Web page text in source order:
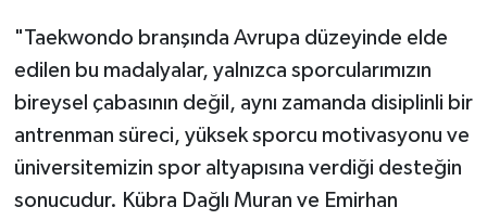
"Taekwondo branşında Avrupa düzeyinde elde
edilen bu madalyalar, yalnızca sporcularımızın
bireysel çabasının değil, aynı zamanda disiplinli bir
antrenman süreci, yüksek sporcu motivasyonu ve
üniversitemizin spor altyapısına verdiği desteğin
sonucudur. Kübra Dağlı Muran ve Emirhan